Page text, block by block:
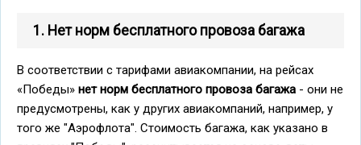
1. Нет норм бесплатного провоза багажа
В соответствии с тарифами авиакомпании, на рейсах
«Победы» нет норм бесплатного провоза багажа - они не
предусмотрены, как у других авиакомпаний, например, у
того же "Аэрофлота". Стоимость багажа, как указано в